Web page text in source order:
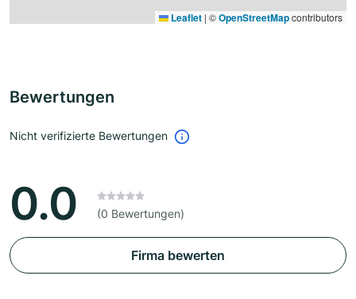
Leaflet | ©OpenStreetMapcontributors
Bewertungen
Nicht verifizierte Bewertungen
0.0 (0 Bewertungen)
Firma bewerten